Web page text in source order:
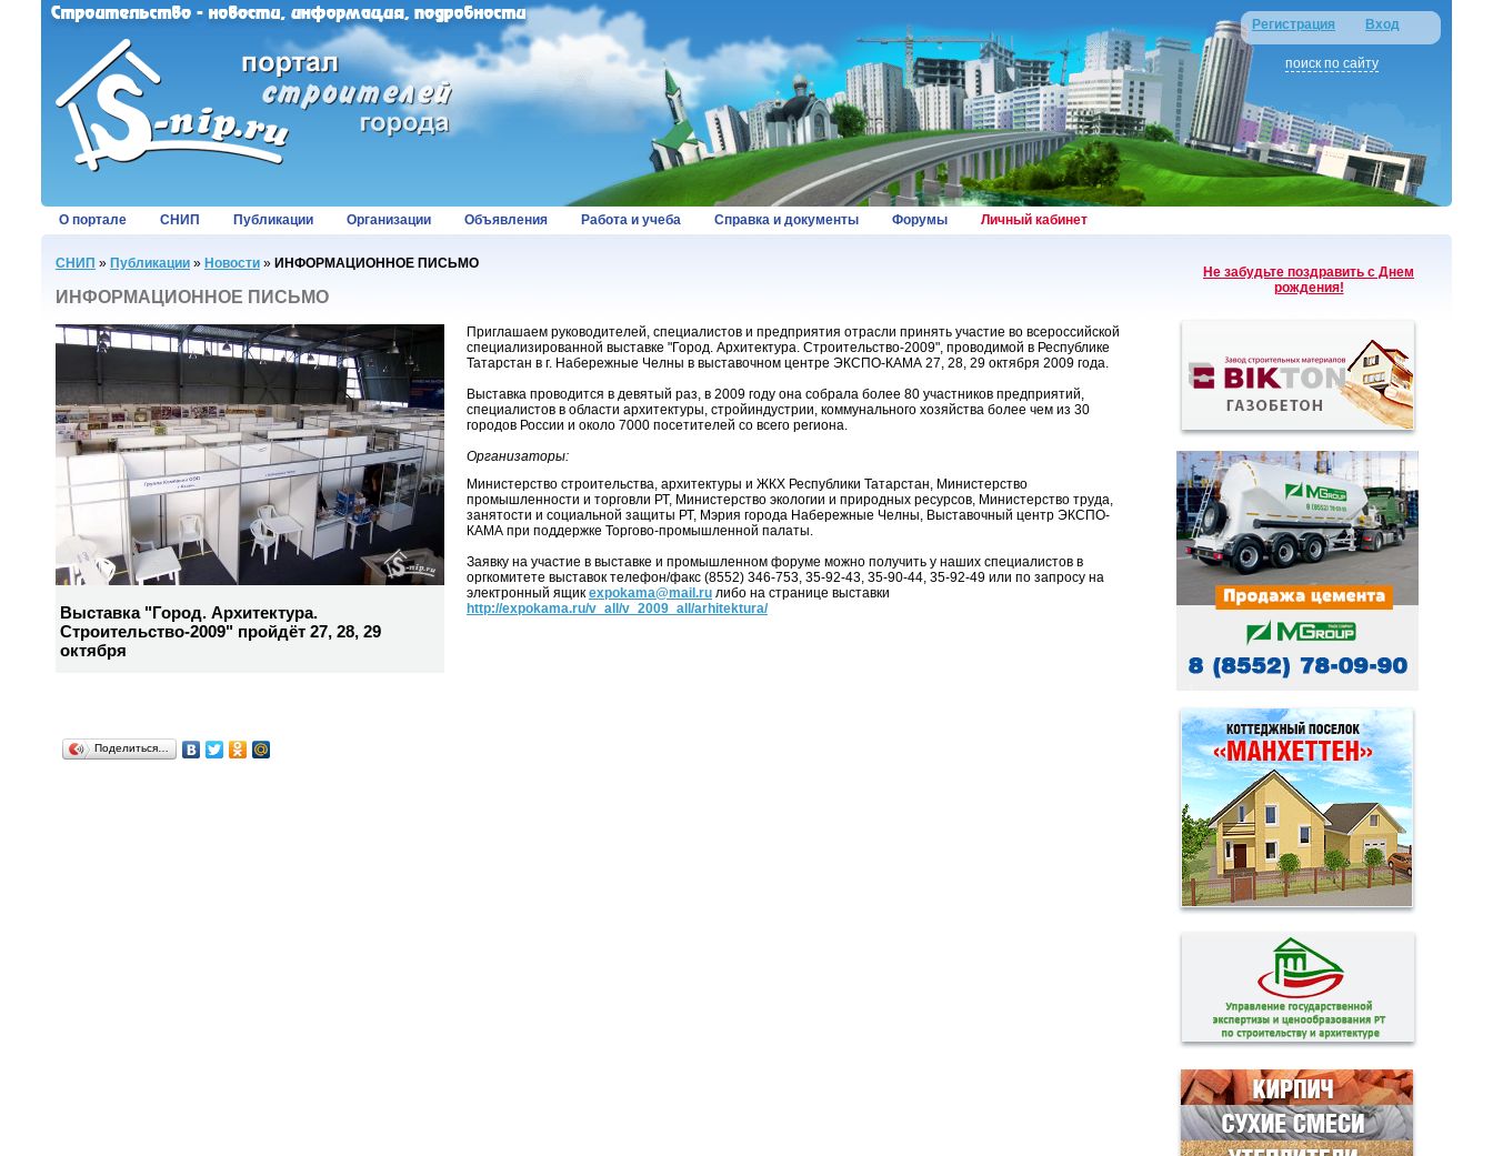
Регистрация Вход
поиск по сайту
О портале СНИП Публикации Организации Объявления Работа и учеба Справка и документы Форумы Личный кабинет
СНИП » Публикации » Новости » ИНФОРМАЦИОННОЕ ПИСЬМО
ИНФОРМАЦИОННОЕ ПИСЬМО
Выставка "Город. Архитектура.
Строительство-2009" пройдёт 27, 28, 29
октября
Приглашаем руководителей, специалистов и предприятия отрасли принять участие во всероссийской
специализированной выставке "Город. Архитектура. Строительство-2009", проводимой в Республике
Татарстан в г. Набережные Челны в выставочном центре ЭКСПО-КАМА 27, 28, 29 октября 2009 года.
Выставка проводится в девятый раз, в 2009 году она собрала более 80 участников предприятий,
специалистов в области архитектуры, стройиндустрии, коммунального хозяйства более чем из 30
городов России и около 7000 посетителей со всего региона.
Организаторы:
Министерство строительства, архитектуры и ЖКХ Республики Татарстан, Министерство
промышленности и торговли РТ, Министерство экологии и природных ресурсов, Министерство труда,
занятости и социальной защиты РТ, Мэрия города Набережные Челны, Выставочный центр ЭКСПО-
КАМА при поддержке Торгово-промышленной палаты.
Заявку на участие в выставке и промышленном форуме можно получить у наших специалистов в
оргкомитете выставок телефон/факс (8552) 346-753, 35-92-43, 35-90-44, 35-92-49 или по запросу на
электронный ящик expokama@mail.ru либо на странице выставки
http://expokama.ru/v_all/v_2009_all/arhitektura/
Поделиться…
Не забудьте поздравить с Днем
рождения!